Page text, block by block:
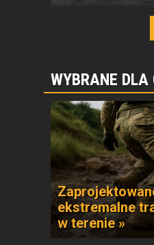
WYBRANE DLA
ekstremalne
w terenie »